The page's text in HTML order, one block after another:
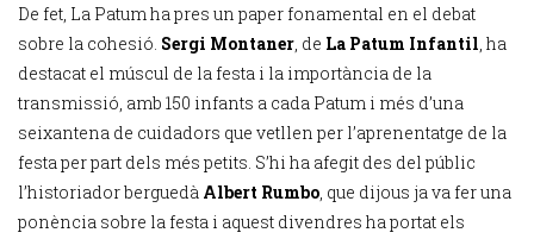
De fet, La Patum ha pres un paper fonamental en el debat
sobre la cohesió. Sergi Montaner, de La Patum Infantil, ha
destacat el múscul de la festa i la importància de la
transmissió, amb 150 infants a cada Patum i més d’una
seixantena de cuidadors que vetllen per l’aprenentatge de la
festa per part dels més petits. S’hi ha afegit des del públic
l’historiador berguedà Albert Rumbo, que dijous ja va fer una
ponència sobre la festa i aquest divendres ha portat els